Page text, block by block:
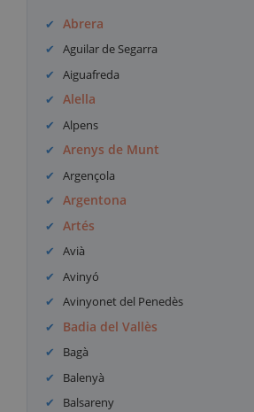
Abrera
Aguilar de Segarra
Aiguafreda
Alella
Alpens
Arenys de Munt
Argençola
Argentona
Artés
Avià
Avinyó
Avinyonet del Penedès
Badia del Vallès
Bagà
Balenyà
Balsareny